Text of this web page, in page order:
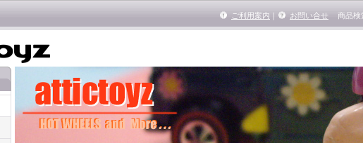
ご利用案内 ｜ お問い合せ 商品検